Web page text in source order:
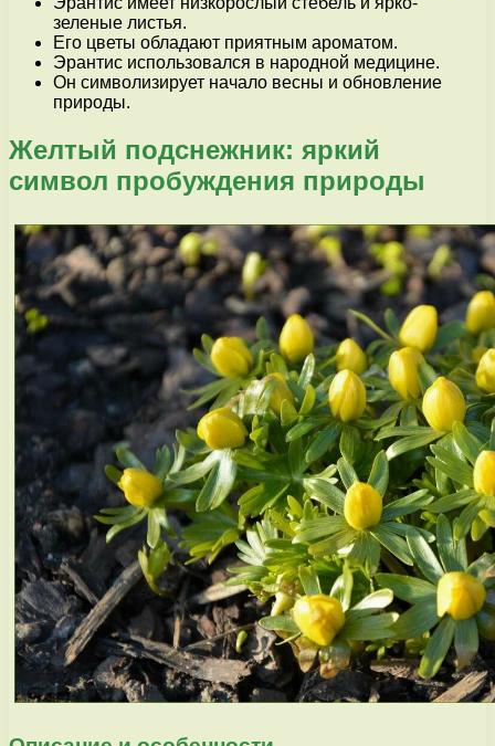
зеленые листья.
Его цветы обладают приятным ароматом.
Эрантис использовался в народной медицине.
Он символизирует начало весны и обновление
природы.
Желтый подснежник: яркий
символ пробуждения природы